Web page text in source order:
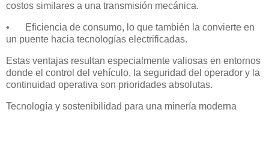
costos similares a una transmisión mecánica.
•
Eficiencia de consumo, lo que también la convierte en
un puente hacia tecnologías electrificadas.
Estas ventajas resultan especialmente valiosas en entornos
donde el control del vehículo, la seguridad del operador y la
continuidad operativa son prioridades absolutas.
Tecnología y sostenibilidad para una minería moderna